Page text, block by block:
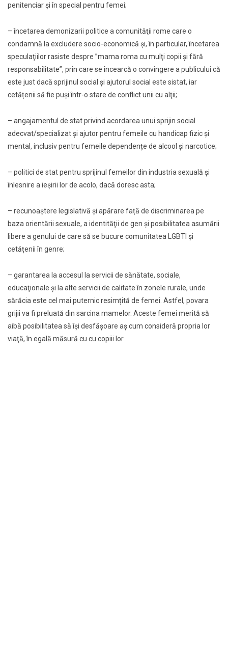
penitenciar şi în special pentru femei;
– încetarea demonizarii politice a comunităţii rome care o
condamnă la excludere socio-economică şi, în particular, încetarea
speculaţiilor rasiste despre ”mama roma cu mulţi copii şi fără
responsabilitate”, prin care se încearcă o convingere a publicului că
este just dacă sprijinul social şi ajutorul social este sistat, iar
cetățenii să fie puşi într-o stare de conflict unii cu alţii;
– angajamentul de stat privind acordarea unui sprijin social
adecvat/specializat şi ajutor pentru femeile cu handicap fizic şi
mental, inclusiv pentru femeile dependențe de alcool şi narcotice;
– politici de stat pentru sprijinul femeilor din industria sexuală şi
înlesnire a ieşirii lor de acolo, dacă doresc asta;
– recunoaştere legislativă şi apărare față de discriminarea pe
baza orientării sexuale, a identităţii de gen şi posibilitatea asumării
libere a genului de care să se bucure comunitatea LGBTI și
cetățenii în genre;
– garantarea la accesul la servicii de sănătate, sociale,
educaţionale şi la alte servicii de calitate în zonele rurale, unde
sărăcia este cel mai puternic resimțită de femei. Astfel, povara
grijii va fi preluată din sarcina mamelor. Aceste femei merită să
aibă posibilitatea să își desfășoare aș cum consideră propria lor
viaţă, în egală măsură cu cu copiii lor.